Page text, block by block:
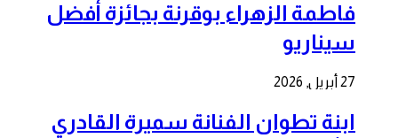
فاطمة الزهراء بوقرنة بجائزة أفضل
سيناريو
27 أبريل, 2026
ابنة تطوان الفنانة سميرة القادري